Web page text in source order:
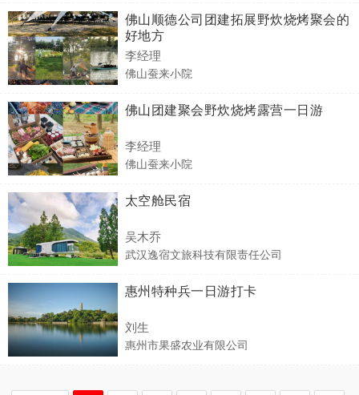
佛山顺德公司团建拓展野炊烧烤聚会的
好地方
李经理
佛山蚕来小院
佛山团建聚会野炊烧烤露营一日游
李经理
佛山蚕来小院
太空舱民宿
吴木乔
武汉逸宿文旅科技有限责任公司
惠州特种兵一日游打卡
刘生
惠州市果盛农业有限公司